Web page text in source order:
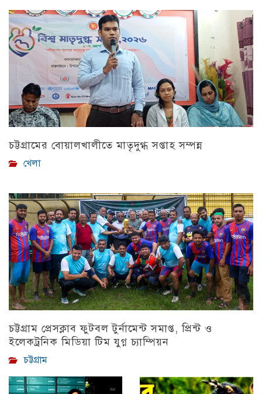
চট্টগ্রামের বোয়ালখালীতে মাতৃদুগ্ধ সপ্তাহ সম্পন্ন
খেলা
চট্টগ্রাম প্রেসক্লাব ফুটবল টুর্নামেন্ট সমাপ্ত, প্রিন্ট ও
ইলেকট্রনিক মিডিয়া টিম যুগ্ন চ্যাম্পিয়ন
চট্টগ্রাম